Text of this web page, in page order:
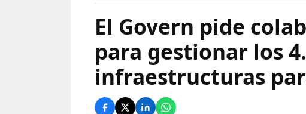
El Govern pide
para gestionar los
infraestructuras